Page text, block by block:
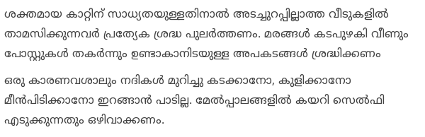
ശക്തമായ കാറ്റിന് സാധ്യതയുള്ളതിനാല്‍ അടച്ചുറപ്പില്ലാത്ത വീടുകളില്‍
താമസിക്കുന്നവര്‍ പ്രത്യേക ശ്രദ്ധ പുലര്‍ത്തണം. മരങ്ങള്‍ കടപുഴകി വീണും
പോസ്റ്റുകള്‍ തകര്‍ന്നും ഉണ്ടാകാനിടയുള്ള അപകടങ്ങള്‍ ശ്രദ്ധിക്കണം
ഒരു കാരണവശാലും നദികള്‍ മുറിച്ചു കടക്കാനോ, കുളിക്കാനോ
മീന്‍പിടിക്കാനോ ഇറങ്ങാന്‍ പാടില്ല. മേല്‍പ്പാലങ്ങളില്‍ കയറി സെല്‍ഫി
എടുക്കുന്നതും ഒഴിവാക്കണം.